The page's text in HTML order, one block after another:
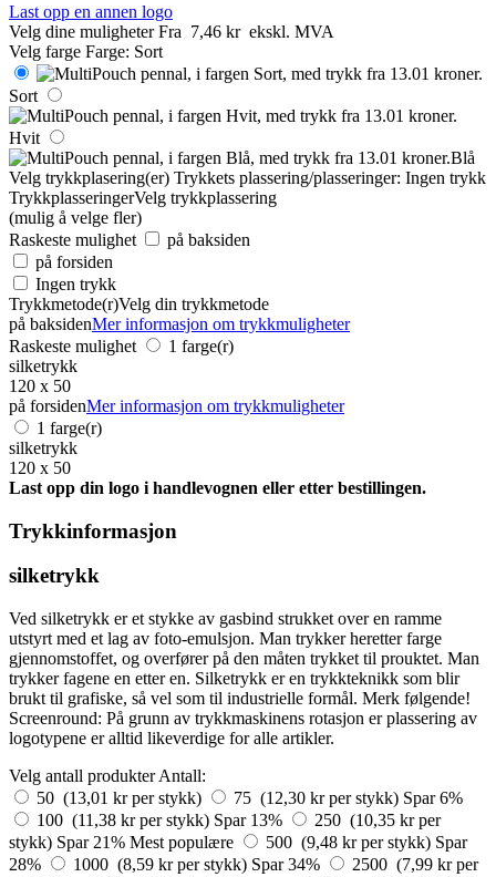
Last opp en annen logo
Velg dine muligheter Fra 7,46 kr ekskl. MVA
Velg farge Farge: Sort
Sort
Hvit
Blå
Velg trykkplasering(er) Trykkets plassering/plasseringer: Ingen trykk
TrykkplasseringerVelg trykkplassering
(mulig å velge fler)
Raskeste mulighet
på baksiden
på forsiden
Ingen trykk
Trykkmetode(r)Velg din trykkmetode
på baksidenMer informasjon om trykkmuligheter
Raskeste mulighet
1 farge(r)
silketrykk
120 x 50
på forsidenMer informasjon om trykkmuligheter
1 farge(r)
silketrykk
120 x 50
Last opp din logo i handlevognen eller etter bestillingen.
Trykkinformasjon
silketrykk
Ved silketrykk er et stykke av gasbind strukket over en ramme
utstyrt med et lag av foto-emulsjon. Man trykker heretter farge
gjennomstoffet, og overfører på den måten trykket til prouktet. Man
trykker fagene en etter en. Silketrykk er en trykkteknikk som blir
brukt til grafiske, så vel som til industrielle formål. Merk følgende!
Screenround: På grunn av trykkmaskinens rotasjon er plassering av
logotypene er alltid likeverdige for alle artikler.
Velg antall produkter Antall:
50 (13,01 kr per stykk)
75 (12,30 kr per stykk) Spar 6%
100 (11,38 kr per stykk) Spar 13%
250 (10,35 kr per
stykk) Spar 21% Mest populære 500 (9,48 kr per stykk) Spar
28%
1000 (8,59 kr per stykk) Spar 34%
2500 (7,99 kr per